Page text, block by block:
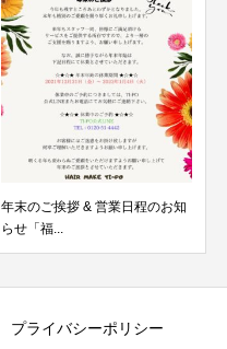
年末のご挨拶 & 営業日程のお知
らせ「福...
プライバシーポリシー